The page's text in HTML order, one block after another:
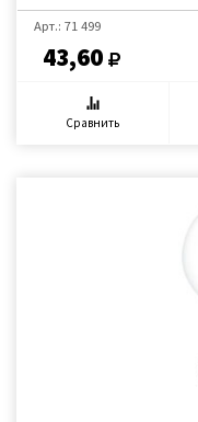
Арт.: 71 499
43,60
Сравнить